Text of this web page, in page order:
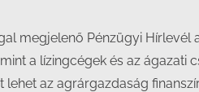
megjelenő Pénzügyi
a lízingcégek és az
az agrárgazdaság